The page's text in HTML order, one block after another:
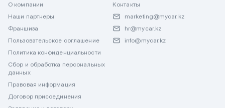
О компании
Наши партнеры
Франшиза
Пользовательское соглашение
Политика конфиденциальности
Сбор и обработка персональных
данных
Правовая информация
Договор присоединения
Контакты
marketing@mycar.kz
hr@mycar.kz
info@mycar.kz